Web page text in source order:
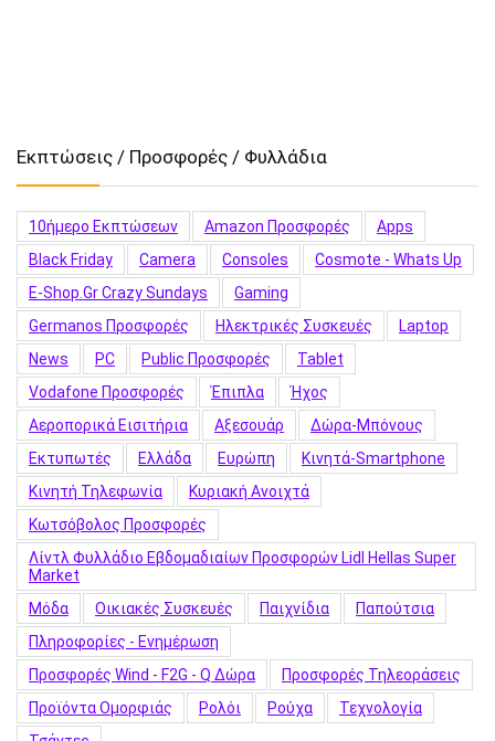
Εκπτώσεις / Προσφορές / Φυλλάδια
10ήμερο Εκπτώσεων Amazon Προσφορές
Apps
Black Friday
Camera Consoles
Cosmote - Whats Up
E-Shop.gr Crazy Sundays
Gaming
Germanos Προσφορές
Hλεκτρικές Συσκευές
Laptop
News
PC Public Προσφορές
Tablet
Vodafone Προσφορές
Έπιπλα
Ήχος
Αεροπορικά Εισιτήρια
Αξεσουάρ
Δώρα-Μπόνους
Εκτυπωτές
Ελλάδα Ευρώπη
Κινητά-Smartphone
Κινητή Τηλεφωνία
Κυριακή Ανοιχτά
Κωτσόβολος Προσφορές
Λίντλ Φυλλάδιο Εβδομαδιαίων Προσφορών Lidl Hellas Super
Market
Μόδα
Οικιακές Συσκευές Παιχνίδια
Παπούτσια
Πληροφορίες - Ενημέρωση
Προσφορές Wind - F2G - Q Δώρα
Προσφορές Τηλεοράσεις
Προϊόντα Ομορφιάς
Ρολόι Ρούχα
Τεχνολογία